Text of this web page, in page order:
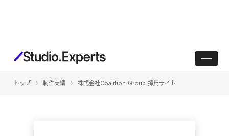
トップ keyboard_arrow_right 制作実績 keyboard_arrow_right 株式会社Coalition Group 採用サイト